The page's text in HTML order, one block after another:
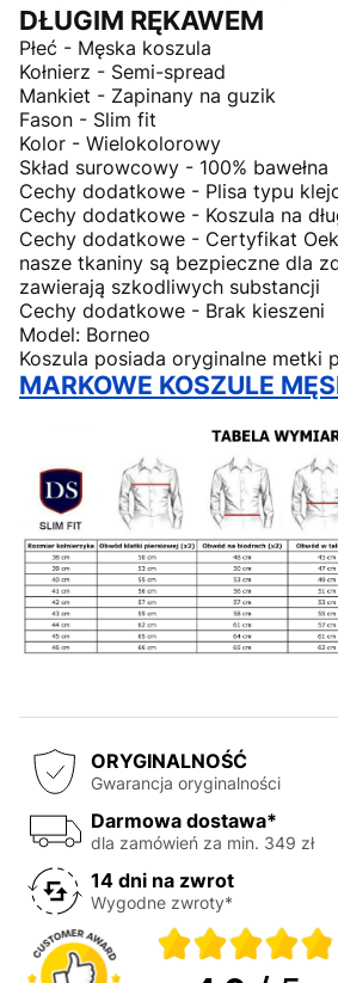
DŁUGIM RĘKAWEM
Płeć - Męska koszula
Kołnierz - Semi-spread
Mankiet - Zapinany na guzik
Fason - Slim fit
Kolor - Wielokolorowy
Skład surowcowy - 100% bawełna
Cechy dodatkowe - Plisa typu
Cechy dodatkowe - Koszula na
Cechy dodatkowe - Certyfikat
nasze tkaniny są bezpieczne dla
zawierają szkodliwych substancji
Cechy dodatkowe - Brak kieszeni
Model: Borneo
Koszula posiada oryginalne metki
MARKOWE KOSZULE
ORYGINALNOŚĆ
Gwarancja oryginalności
Darmowa dostawa*
dla zamówień za min. 349 zł
14 dni na zwrot
Wygodne zwroty*